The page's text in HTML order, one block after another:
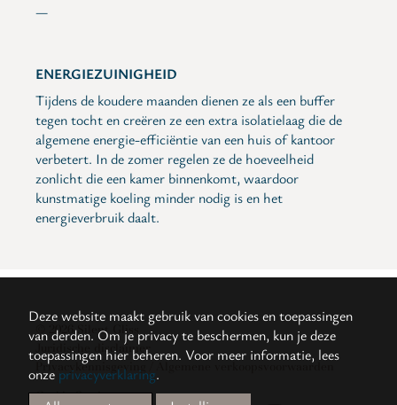
—
ENERGIEZUINIGHEID
Tijdens de koudere maanden dienen ze als een buffer
tegen tocht en creëren ze een extra isolatielaag die de
algemene energie-efficiëntie van een huis of kantoor
verbetert. In de zomer regelen ze de hoeveelheid
zonlicht die een kamer binnenkomt, waardoor
kunstmatige koeling minder nodig is en het
energieverbruik daalt.
© 2026 Silent Gliss
Juridische disclaimer
Privacykennisgeving / Algemene verkoopsvoorwaarden
Cookie Settings
Deze website maakt gebruik van cookies en toepassingen
van derden. Om je privacy te beschermen, kun je deze
toepassingen hier beheren. Voor meer informatie, lees
onze privacyverklaring.